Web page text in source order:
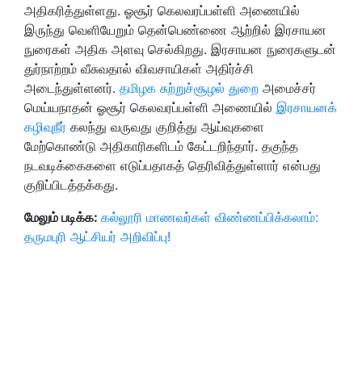
அதிகரித்துள்ளது. ஓசூர் கெலவரப்பள்ளி அணையில்
இருந்து வெளியேறும் தென்பெண்ணை ஆற்றில் இரசாயன
நுரைகள் அதிக அளவு செல்கிறது. இரசாயன நுரைகளுடன்
துர்நாற்றம் வீசுவதால் விவசாயிகள் அதிர்ச்சி
அடைந்துள்ளனர். தமிழக சுற்றுச்சூழல் துறை அமைச்சர்
மெய்யநாதன் ஓசூர் கெலவரப்பள்ளி அணையில் இரசாயனக்
கழிவுநீர் கலந்து வருவது குறித்து ஆய்வுகளை
மேற்கொண்டு அதிகாரிகளிடம் கேட்டறிந்தார். தகுந்த
நடவடிக்கைகளை எடுப்பதாகத் தெரிவித்துள்ளார் என்பது
குறிப்பிடத்தக்கது.
மேலும் படிக்க: கல்லூரி மாணவர்கள் விண்ணப்பிக்கலாம்:
தருமபுரி ஆட்சியர் அறிவிப்பு!